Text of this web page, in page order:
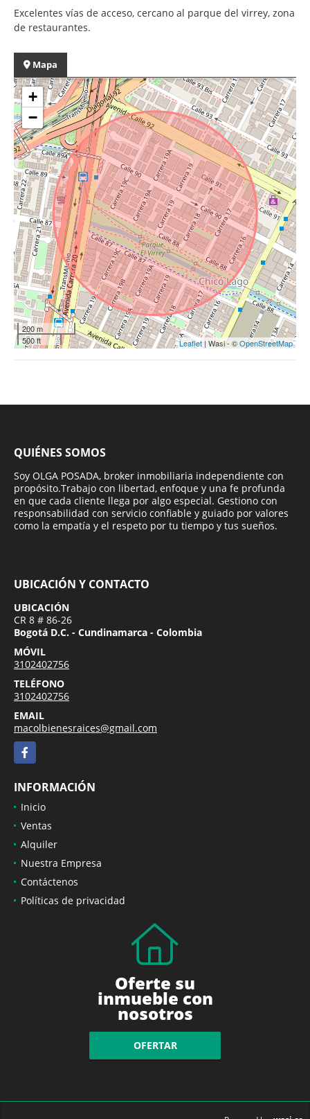
Excelentes vías de acceso, cercano al parque del virrey, zona
de restaurantes.
Mapa
+
−
200 m
500 ft
Leaflet | Wasi - ©OpenStreetMap
QUIÉNES SOMOS
Soy OLGA POSADA, broker inmobiliaria independiente con
propósito.Trabajo con libertad, enfoque y una fe profunda
en que cada cliente llega por algo especial. Gestiono con
responsabilidad con servicio confiable y guiado por valores
como la empatía y el respeto por tu tiempo y tus sueños.
UBICACIÓN Y CONTACTO
UBICACIÓN
CR 8 # 86-26
Bogotá D.C. - Cundinamarca - Colombia
MÓVIL
3102402756
TELÉFONO
3102402756
EMAIL
macolbienesraices@gmail.com
Facebook
INFORMACIÓN
Inicio
Ventas
Alquiler
Nuestra Empresa
Contáctenos
Políticas de privacidad
Oferte su
inmueble con
nosotros
OFERTAR